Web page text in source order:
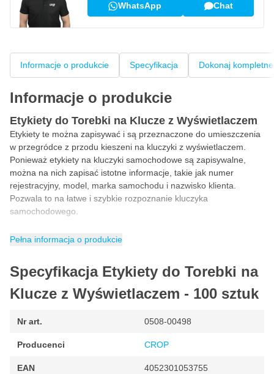
WhatsApp Chat
Informacje o produkcie Specyfikacja Dokonaj
Informacje o produkcie
Etykiety do Torebki na Klucze z Wyświetlaczem
Etykiety te można zapisywać i są przeznaczone do umieszczenia
w przegródce z przodu kieszeni na kluczyki z wyświetlaczem.
Ponieważ etykiety na kluczyki samochodowe są zapisywalne,
można na nich zapisać istotne informacje, takie jak numer
rejestracyjny, model, marka samochodu i nazwisko klienta.
Pozwala to na łatwe i szybkie rozpoznanie kluczyka
samochodowego.
Etykiety mają biały kolor i są dostarczane w opakowaniu
zawierającym 100 sztuk.
Pełna informacja o produkcie
Specyfikacja Etykiety do Torebki na
Klucze z Wyświetlaczem - 100 sztuk
Nr art. 0508-00498
Producenci CROP
EAN 4052301053755